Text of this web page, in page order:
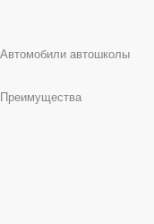
Автомобили автошколы
Преимущества